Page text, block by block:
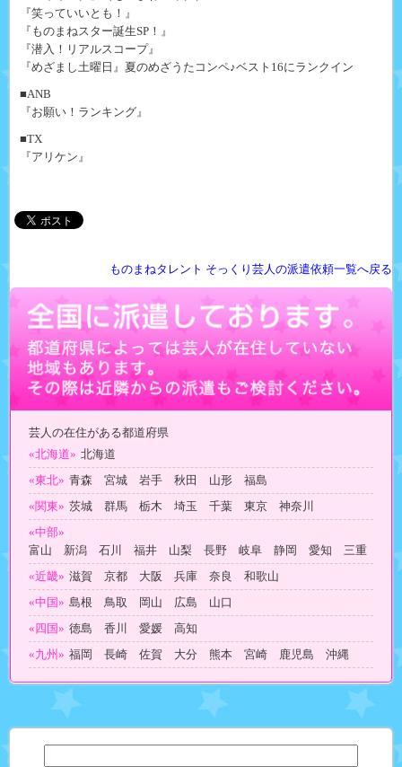
『笑っていいとも！』
『ものまねスター誕生SP！』
『潜入！リアルスコープ』
『めざまし土曜日』夏のめざうたコンペ♪ベスト16にランクイン
■ANB
『お願い！ランキング』
■TX
『アリケン』
ものまねタレント そっくり芸人の派遣依頼一覧へ戻る
芸人の在住がある都道府県
«北海道» 北海道
«東北» 青森 宮城 岩手 秋田 山形 福島
«関東» 茨城 群馬 栃木 埼玉 千葉 東京 神奈川
«中部»
富山 新潟 石川 福井 山梨 長野 岐阜 静岡 愛知 三重
«近畿» 滋賀 京都 大阪 兵庫 奈良 和歌山
«中国» 島根 鳥取 岡山 広島 山口
«四国» 徳島 香川 愛媛 高知
«九州» 福岡 長崎 佐賀 大分 熊本 宮崎 鹿児島 沖縄